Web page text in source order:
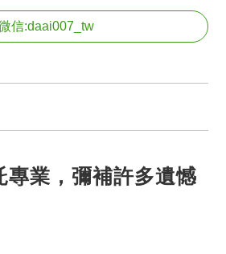
信:daai007_tw
專業，彌補許多遺憾